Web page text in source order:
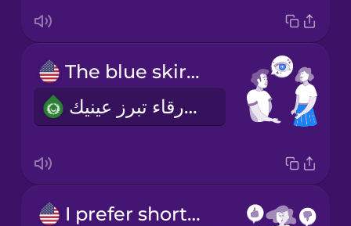
The blue skirt brings out your eyes.
التنورة الزرقاء تبرز عينيك.
I prefer shorts to skirts.